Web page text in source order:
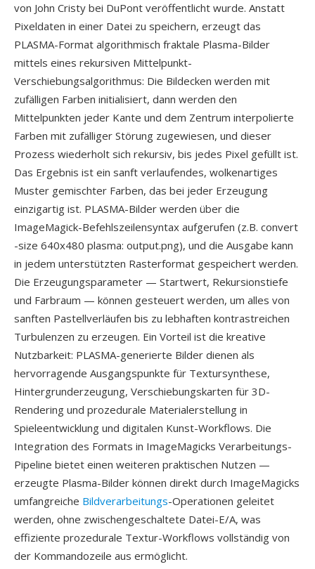
von John Cristy bei DuPont veröffentlicht wurde. Anstatt
Pixeldaten in einer Datei zu speichern, erzeugt das
PLASMA-Format algorithmisch fraktale Plasma-Bilder
mittels eines rekursiven Mittelpunkt-
Verschiebungsalgorithmus: Die Bildecken werden mit
zufälligen Farben initialisiert, dann werden den
Mittelpunkten jeder Kante und dem Zentrum interpolierte
Farben mit zufälliger Störung zugewiesen, und dieser
Prozess wiederholt sich rekursiv, bis jedes Pixel gefüllt ist.
Das Ergebnis ist ein sanft verlaufendes, wolkenartiges
Muster gemischter Farben, das bei jeder Erzeugung
einzigartig ist. PLASMA-Bilder werden über die
ImageMagick-Befehlszeilensyntax aufgerufen (z.B. convert
-size 640x480 plasma: output.png), und die Ausgabe kann
in jedem unterstützten Rasterformat gespeichert werden.
Die Erzeugungsparameter — Startwert, Rekursionstiefe
und Farbraum — können gesteuert werden, um alles von
sanften Pastellverläufen bis zu lebhaften kontrastreichen
Turbulenzen zu erzeugen. Ein Vorteil ist die kreative
Nutzbarkeit: PLASMA-generierte Bilder dienen als
hervorragende Ausgangspunkte für Textursynthese,
Hintergrunderzeugung, Verschiebungskarten für 3D-
Rendering und prozedurale Materialerstellung in
Spieleentwicklung und digitalen Kunst-Workflows. Die
Integration des Formats in ImageMagicks Verarbeitungs-
Pipeline bietet einen weiteren praktischen Nutzen —
erzeugte Plasma-Bilder können direkt durch ImageMagicks
umfangreiche Bildverarbeitungs-Operationen geleitet
werden, ohne zwischengeschaltete Datei-E/A, was
effiziente prozedurale Textur-Workflows vollständig von
der Kommandozeile aus ermöglicht.